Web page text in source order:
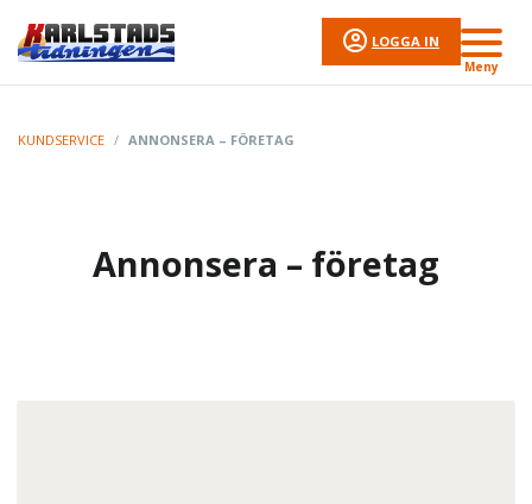
LOGGA IN
Meny
KUNDSERVICE / ANNONSERA – FÖRETAG
Annonsera – företag